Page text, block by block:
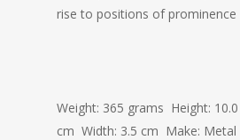
rise to positions of prominence
Weight: 365 grams Height:
cm Width: 3.5 cm Make: Metal